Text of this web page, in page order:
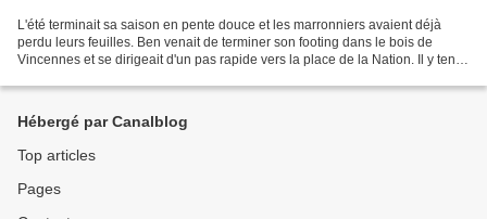
L'été terminait sa saison en pente douce et les marronniers avaient déjà
perdu leurs feuilles. Ben venait de terminer son footing dans le bois de
Vincennes et se dirigeait d'un pas rapide vers la place de la Nation. Il y tenait
Hébergé par Canalblog
Top articles
Pages